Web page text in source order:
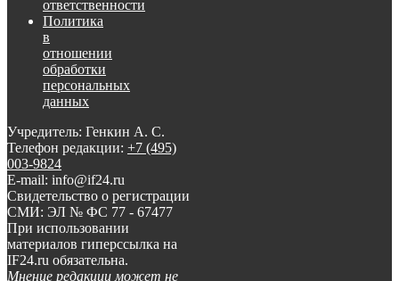
ответственности
Политика
в
отношении
обработки
персональных
данных
Учредитель: Генкин А. С.
Телефон редакции: +7 (495)
003-9824
E-mail: info@if24.ru
Свидетельство о регистрации
СМИ: ЭЛ № ФС 77 - 67477
При использовании
материалов гиперссылка на
IF24.ru обязательна.
Мнение редакции может не